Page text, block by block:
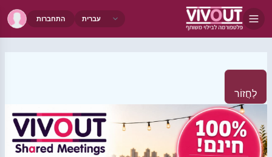
התחברות
לַחֲזוֹר